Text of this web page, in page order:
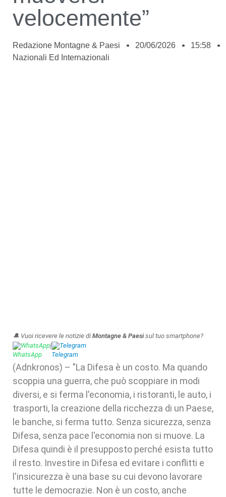
velocemente”
Redazione Montagne & Paesi 20/06/2026
15:58
Nazionali Ed Internazionali
🔔 Vuoi ricevere le notizie di Montagne & Paesisul tuo smartphone?
WhatsApp| Telegram
(Adnkronos) – "La Difesa è un costo. Ma quando
scoppia una guerra, che può scoppiare in modi
diversi, e si ferma l'economia, i ristoranti, le auto, i
trasporti, la creazione della ricchezza di un Paese,
le banche, si ferma tutto. Senza sicurezza, senza
Difesa, senza pace l'economia non si muove. La
Difesa quindi è il presupposto perché esista tutto
il resto. Investire in Difesa ed evitare i conflitti e
l'insicurezza è una base su cui devono lavorare
tutte le democrazie. Non è un costo, anche